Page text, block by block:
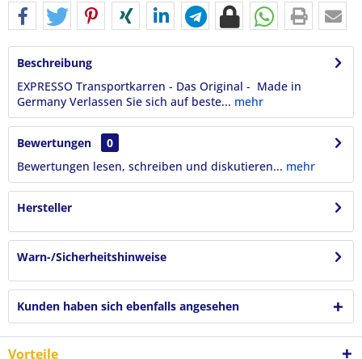
Beschreibung
EXPRESSO Transportkarren - Das Original - Made in
Germany Verlassen Sie sich auf beste... mehr
Bewertungen
0
Bewertungen lesen, schreiben und diskutieren... mehr
Hersteller
Warn-/Sicherheitshinweise
Kunden haben sich ebenfalls angesehen
Vorteile